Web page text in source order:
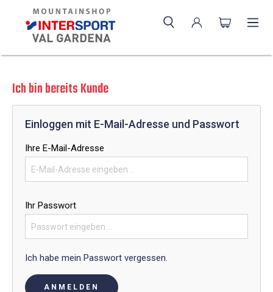
Ich bin bereits Kunde
Einloggen mit E-Mail-Adresse und Passwort
Ihre E-Mail-Adresse
Ihr Passwort
Ich habe mein Passwort vergessen.
ANMELDEN